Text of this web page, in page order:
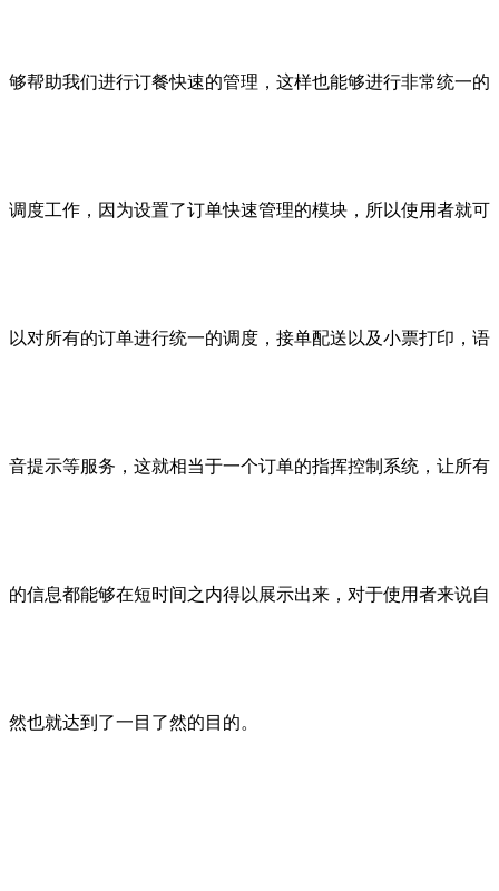
够帮助我们进行订餐快速的管理，这样也能够进行非常统一的
调度工作，因为设置了订单快速管理的模块，所以使用者就可
以对所有的订单进行统一的调度，接单配送以及小票打印，语
音提示等服务，这就相当于一个订单的指挥控制系统，让所有
的信息都能够在短时间之内得以展示出来，对于使用者来说自
然也就达到了一目了然的目的。